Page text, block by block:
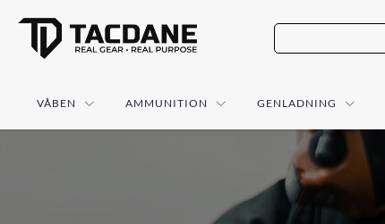
VÅBEN AMMUNITION GENLADNING